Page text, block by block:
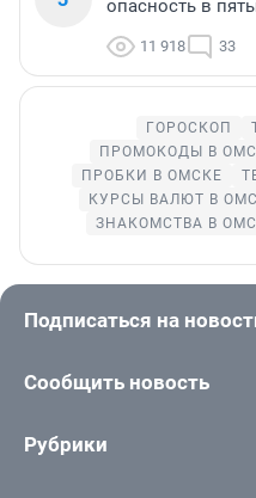
опасность в
11 918 33
ГОРОСКОП
ПРОМОКОДЫ В
ПРОБКИ В ОМСКЕ
КУРСЫ ВАЛЮТ В
ЗНАКОМСТВА В
Подписаться на
Сообщить новость
Рубрики